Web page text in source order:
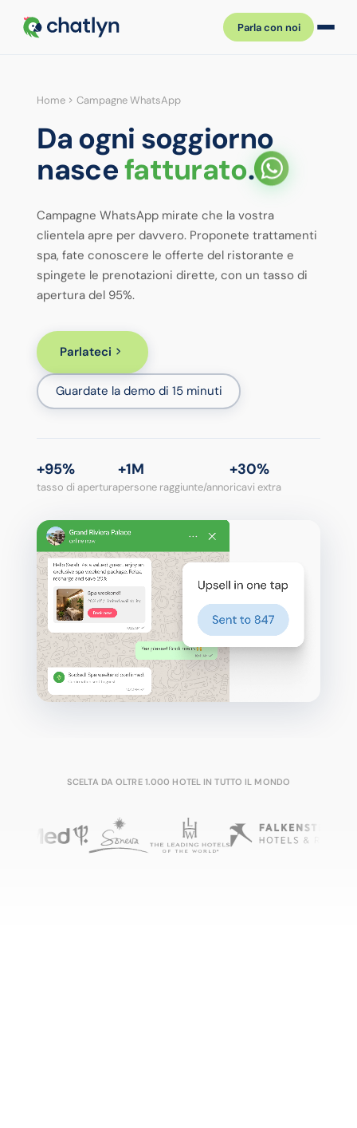
Parla con noi
Home Campagne WhatsApp
Da ogni soggiorno
nascefatturato.
Campagne WhatsApp mirate che la vostra
clientela apre per davvero. Proponete trattamenti
spa, fate conoscere le offerte del ristorante e
spingete le prenotazioni dirette, con un tasso di
apertura del 95%.
Parlateci
Guardate la demo di 15 minuti
+95%
tasso di apertura
+1M
persone raggiunte/anno
+30%
ricavi extra
SCELTA DA OLTRE 1.000 HOTEL IN TUTTO IL MONDO